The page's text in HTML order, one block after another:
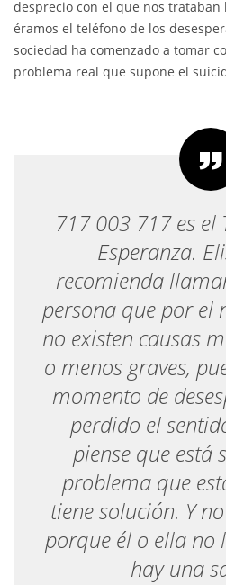
desprecio con el que nos trataban
éramos el teléfono de los
sociedad ha comenzado a tomar
problema real que supone el
717 003 717 es el
Esperanza.
recomienda
persona que por el
no existen causas
o menos graves,
momento de
perdido el
piense que está
problema que
tiene solución. Y
porque él o ella no
hay una